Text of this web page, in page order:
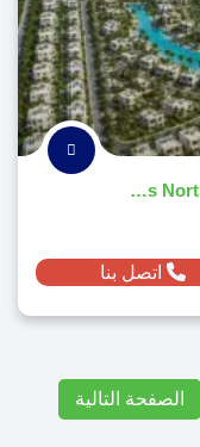
قرية رويالز رأس الحكمة - 2026 Royals North Coast
اتصل بنا
الصفحة التالية